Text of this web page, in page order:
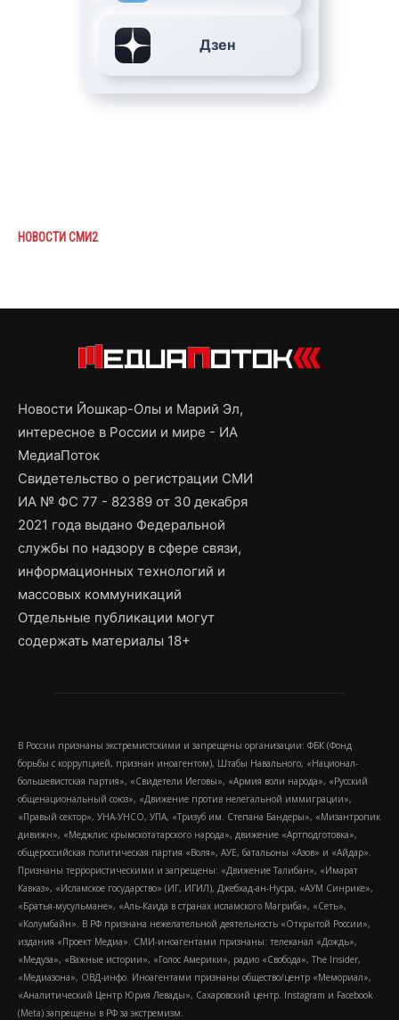
Дзен
НОВОСТИ СМИ2
Новости Йошкар-Олы и Марий Эл,
интересное в России и мире - ИА
МедиаПоток
Свидетельство о регистрации СМИ
ИА № ФС 77 - 82389 от 30 декабря
2021 года выдано Федеральной
службы по надзору в сфере связи,
информационных технологий и
массовых коммуникаций
Отдельные публикации могут
содержать материалы 18+
В России признаны экстремистскими и запрещены организации: ФБК (Фонд
борьбы с коррупцией, признан иноагентом), Штабы Навального, «Национал-
большевистская партия», «Свидетели Иеговы», «Армия воли народа», «Русский
общенациональный союз», «Движение против нелегальной иммиграции»,
«Правый сектор», УНА-УНСО, УПА, «Тризуб им. Степана Бандеры», «Мизантропик
дивижн», «Меджлис крымскотатарского народа», движение «Артподготовка»,
общероссийская политическая партия «Воля», АУЕ, батальоны «Азов» и «Айдар».
Признаны террористическими и запрещены: «Движение Талибан», «Имарат
Кавказ», «Исламское государство» (ИГ, ИГИЛ), Джебхад-ан-Нусра, «АУМ Синрике»,
«Братья-мусульмане», «Аль-Каида в странах исламского Магриба», «Сеть»,
«Колумбайн». В РФ признана нежелательной деятельность «Открытой России»,
издания «Проект Медиа». СМИ-иноагентами признаны: телеканал «Дождь»,
«Медуза», «Важные истории», «Голос Америки», радио «Свобода», The Insider,
«Медиазона», ОВД-инфо. Иноагентами признаны общество/центр «Мемориал»,
«Аналитический Центр Юрия Левады», Сахаровский центр. Instagram и Facebook
(Metа) запрещены в РФ за экстремизм.